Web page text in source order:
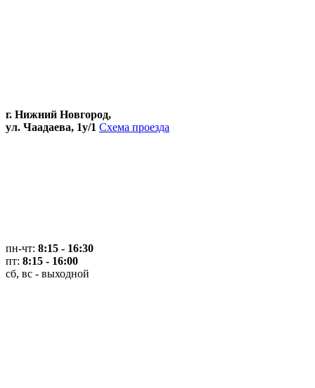
г. Нижний Новгород,
ул. Чаадаева, 1у/1 Схема проезда
пн-чт: 8:15 - 16:30
пт: 8:15 - 16:00
сб, вс - выходной